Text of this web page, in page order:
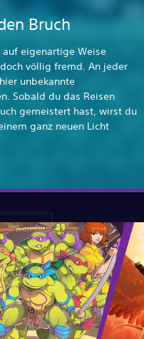
Bruch
auf eigenartige Weise
völlig fremd. An jeder
unbekannte
Sobald du das Reisen
gemeistert hast, wirst du
ganz neuen Licht